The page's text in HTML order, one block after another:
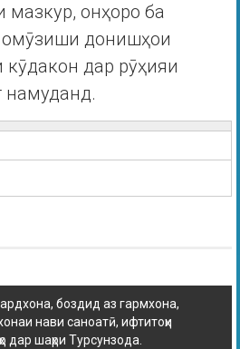
мазкур, онҳоро ба
донишҳои
дар рӯҳияи
намуданд.
боздид аз гармхона,
нави саноатӣ, ифтитоҳи
дар шаҳри Турсунзода.